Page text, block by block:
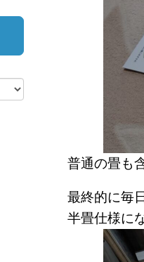
普通の畳も
最終的に毎
半畳仕様に